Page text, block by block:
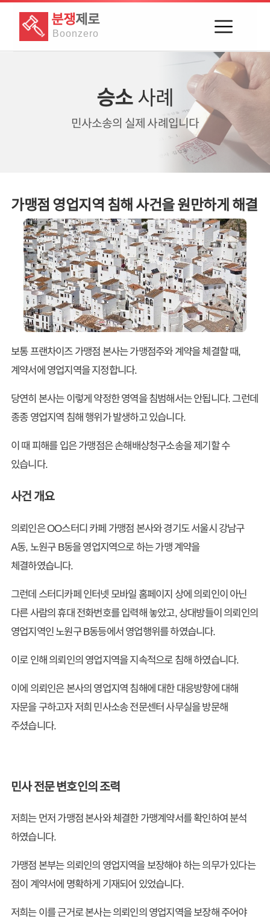
분쟁제로
Boonzero
승소사례
민사소송의 실제 사례입니다
가맹점 영업지역 침해 사건을 원만하게 해결
보통 프랜차이즈 가맹점 본사는 가맹점주와 계약을 체결할 때,
계약서에 영업지역을 지정합니다.
당연히 본사는 이렇게 약정한 영역을 침범해서는 안됩니다. 그런데
종종 영업지역 침해 행위가 발생하고 있습니다.
이 때 피해를 입은 가맹점은 손해배상청구소송을 제기할 수
있습니다.
사건 개요
의뢰인은 OO스터디 카페 가맹점 본사와 경기도 서울시 강남구
A동, 노원구 B동을 영업지역으로 하는 가맹 계약을
체결하였습니다.
그런데 스터디카페 인터넷 모바일 홈페이지 상에 의뢰인이 아닌
다른 사람의 휴대 전화번호를 입력해 놓았고, 상대방들이 의뢰인의
영업지역인 노원구 B동등에서 영업행위를 하였습니다.
이로 인해 의뢰인의 영업지역을 지속적으로 침해 하였습니다.
이에 의뢰인은 본사의 영업지역 침해에 대한 대응방향에 대해
자문을 구하고자 저희 민사소송 전문센터 사무실을 방문해
주셨습니다.
민사 전문 변호인의 조력
저희는 먼저 가맹점 본사와 체결한 가맹계약서를 확인하여 분석
하였습니다.
가맹점 본부는 의뢰인의 영업지역을 보장해야 하는 의무가 있다는
점이 계약서에 명확하게 기재되어 있었습니다.
저희는 이를 근거로 본사는 의뢰인의 영업지역을 보장해 주어야